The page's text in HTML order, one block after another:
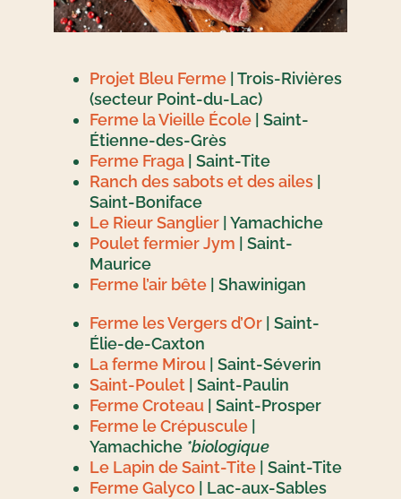
Projet Bleu Ferme | Trois-Rivières
(secteur Point-du-Lac)
Ferme la Vieille École | Saint-
Étienne-des-Grès
Ferme Fraga | Saint-Tite
Ranch des sabots et des ailes
Saint-Boniface
Le Rieur Sanglier | Yamachiche
Poulet fermier Jym | Saint-
Maurice
Ferme l’air bête | Shawinigan
Ferme les Vergers d’Or | Saint-
Élie-de-Caxton
La ferme Mirou | Saint-Séverin
Saint-Poulet | Saint-Paulin
Ferme Croteau | Saint-Prosper
Ferme le Crépuscule
Yamachiche *biologique
Le Lapin de Saint-Tite | Saint-Tite
Ferme Galyco | Lac-aux-Sables